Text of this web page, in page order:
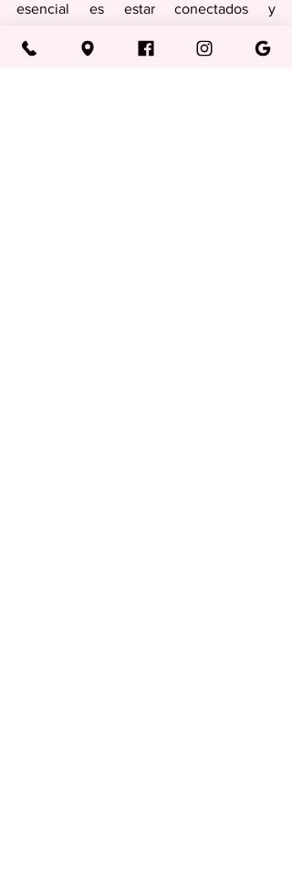
esencial es estar conectados y
Columnas